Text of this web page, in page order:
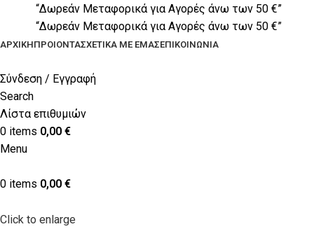
“Δωρεάν Μεταφορικά για Αγορές άνω των 50 €”
“Δωρεάν Μεταφορικά για Αγορές άνω των 50 €”
ΑΡΧΙΚΉΠΡΟΙΟΝΤΑΣΧΕΤΙΚΆ ΜΕ ΕΜΆΣΕΠΙΚΟΙΝΩΝΊΑ
Σύνδεση / Εγγραφή
Search
Λίστα επιθυμιών
0 items 0,00 €
Menu
0 items 0,00 €
Click to enlarge